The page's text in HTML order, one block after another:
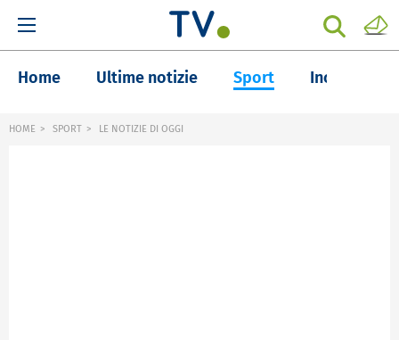
Home Ultime notizie Sport Inchieste
HOME SPORT LE NOTIZIE DI OGGI